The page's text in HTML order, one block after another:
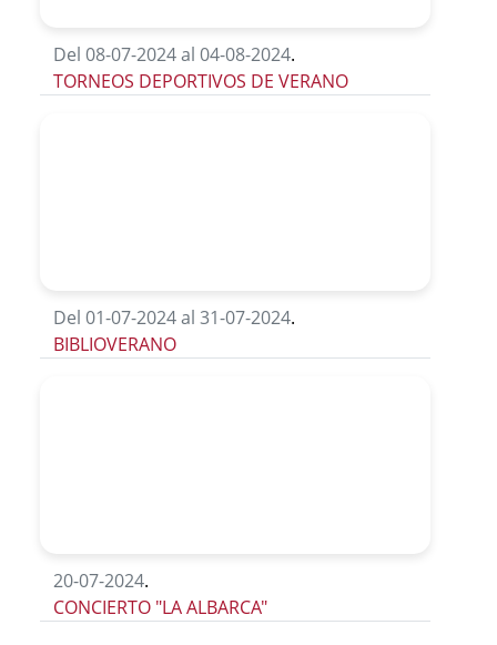
Del 08-07-2024 al 04-08-2024.
TORNEOS DEPORTIVOS DE VERANO
Del 01-07-2024 al 31-07-2024.
BIBLIOVERANO
20-07-2024.
CONCIERTO "LA ALBARCA"